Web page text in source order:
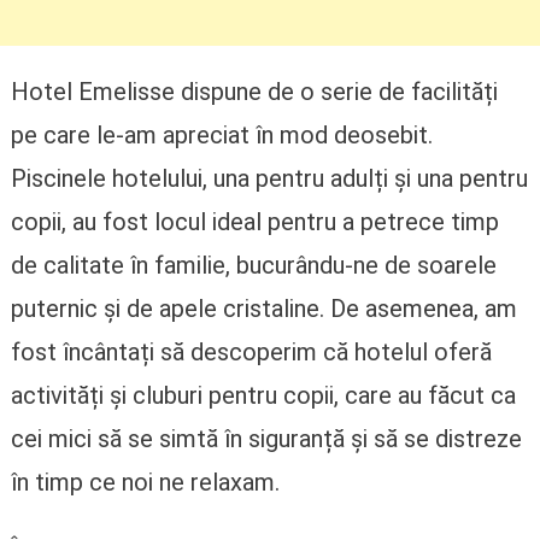
Hotel Emelisse dispune de o serie de facilități
pe care le-am apreciat în mod deosebit.
Piscinele hotelului, una pentru adulți și una pentru
copii, au fost locul ideal pentru a petrece timp
de calitate în familie, bucurându-ne de soarele
puternic și de apele cristaline. De asemenea, am
fost încântați să descoperim că hotelul oferă
activități și cluburi pentru copii, care au făcut ca
cei mici să se simtă în siguranță și să se distreze
în timp ce noi ne relaxam.